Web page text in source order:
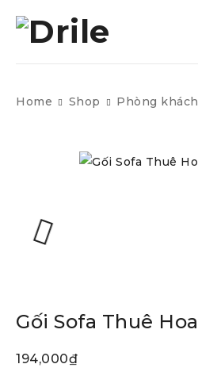
Home Shop Phòng khách
Gối Sofa Thuê Hoa
194,000₫